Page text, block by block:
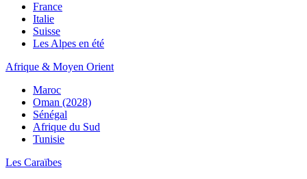
France
Italie
Suisse
Les Alpes en été
Afrique & Moyen Orient
Maroc
Oman (2028)
Sénégal
Afrique du Sud
Tunisie
Les Caraïbes